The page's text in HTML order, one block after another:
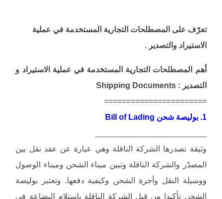
تعرّف على المصطلحات التجارية المستخدمة في عملية
الاستيراد والتصدير .
أهم المصطلحات التجارية المستخدمة في عملية الاستيراد و
التصدير : Shipping Documents
=======================
1. بوليصة شحن Bill of Lading
وثيقة تصدرها الشركة الناقلة وهي عبارة عن عقد نقل بين
المصدّر والشركة الناقلة وتبين ميناء الشحن وميناء الوصول
ووسيلة النقل وأجرة الشحن وكيفية دفعها. وتعتبر بوليصة
الشحن تأكيدا من قبل الشركة الناقلة باستلام البضاعة في